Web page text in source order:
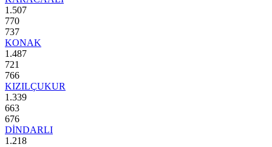
1.507
770
737
KONAK
1.487
721
766
KIZILÇUKUR
1.339
663
676
DİNDARLI
1.218